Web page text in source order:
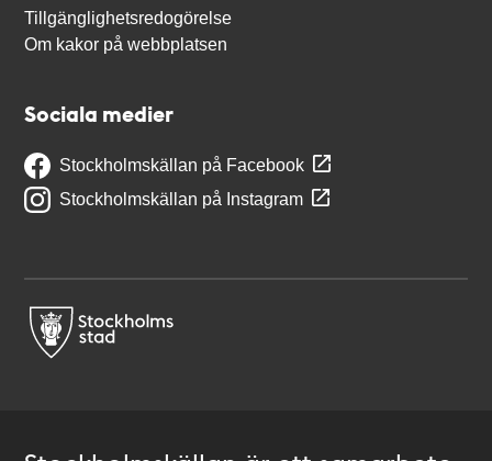
Tillgänglighetsredogörelse
Om kakor på webbplatsen
Sociala medier
Stockholmskällan på Facebook
Stockholmskällan på Instagram